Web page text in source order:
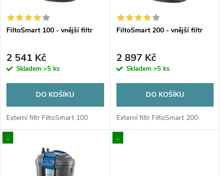
í
p
r
o
d
u
s
p
r
d
u
FiltoSmart 100 - vnější filtr
2 541 Kč
Skladem >5 ks
DO KOŠÍKU
Externí filtr FiltoSmart 100
FiltoSmart 200 - vnější filtr
2 897 Kč
Skladem >5 ks
DO KOŠÍKU
Externí filtr FiltoSmart 200
.. ..